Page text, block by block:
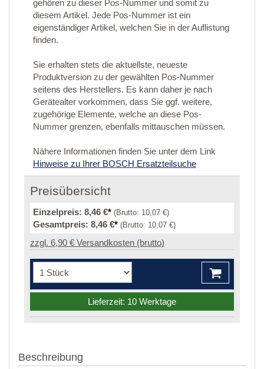
gehören zu dieser Pos-Nummer und somit zu
diesem Artikel. Jede Pos-Nummer ist ein
eigenständiger Artikel, welchen Sie in der Auflistung
finden.
Sie erhalten stets die aktuellste, neueste
Produktversion zu der gewählten Pos-Nummer
seitens des Herstellers. Es kann daher je nach
Gerätealter vorkommen, dass Sie ggf. weitere,
zugehörige Elemente, welche an diese Pos-
Nummer grenzen, ebenfalls mittauschen müssen.
Nähere Informationen finden Sie unter dem Link
Hinweise zu Ihrer BOSCH Ersatzteilsuche
Preisübersicht
Einzelpreis: 8,46 €* (Brutto: 10,07 €)
Gesamtpreis: 8,46 €* (Brutto: 10,07 €)
zzgl. 6,90 € Versandkosten (brutto)
Lieferzeit: 10 Werktage
Beschreibung